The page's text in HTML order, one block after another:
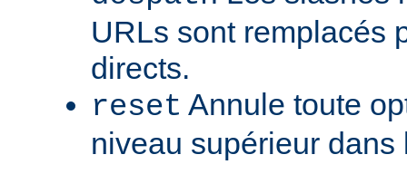
URLs sont remplacés
directs.
reset Annule toute
niveau supérieur